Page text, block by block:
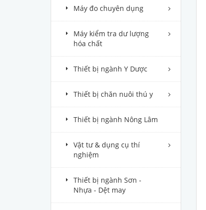
Máy đo chuyên dụng
Máy kiểm tra dư lượng
hóa chất
Thiết bị ngành Y Dược
Thiết bị chăn nuôi thú y
Thiết bị ngành Nông Lâm
Vật tư & dụng cụ thí
nghiệm
Thiết bị ngành Sơn -
Nhựa - Dệt may